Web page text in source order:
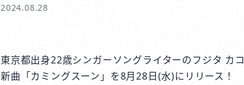
2024.08.28
東京都出身22歳シンガーソングライターのフジタ カコ
新曲「カミングスーン」を8月28日(水)にリリース！